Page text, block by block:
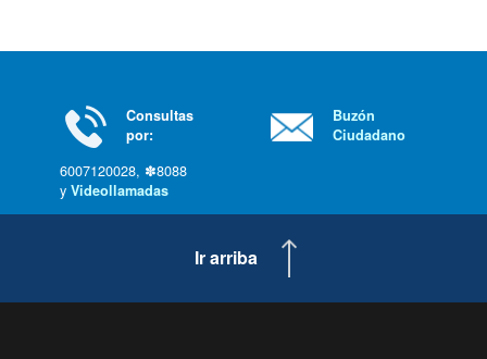
Consultas
por:
6007120028, ✽8088
y Videollamadas
Buzón
Ciudadano
Ir arriba